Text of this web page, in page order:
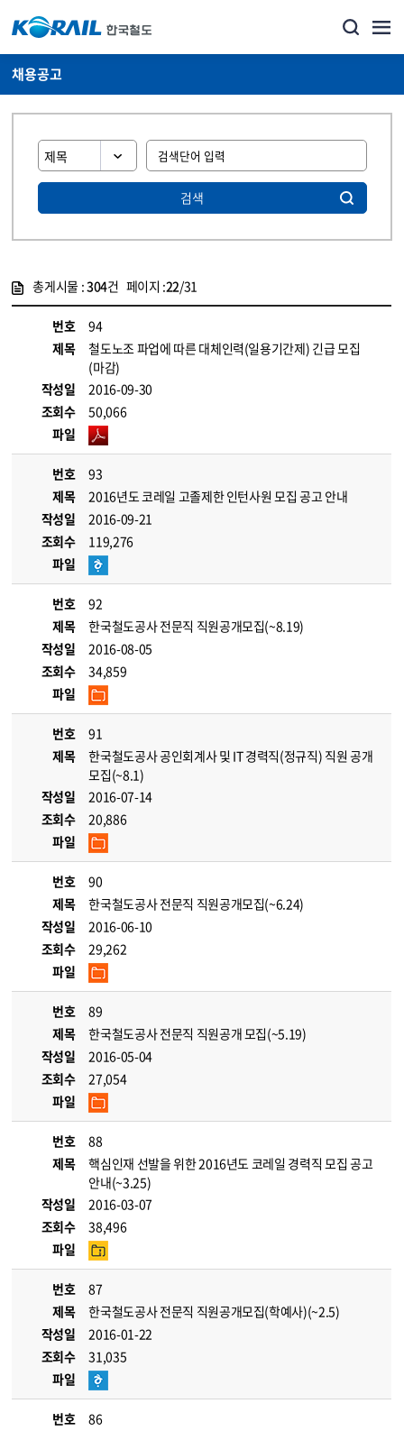
채용공고
검색
총게시물 :304건 페이지 :22/31
번호
94
제목
철도노조 파업에 따른 대체인력(일용기간제) 긴급 모집
(마감)
작성일
2016-09-30
조회수
50,066
파일
번호
93
제목
2016년도 코레일 고졸제한 인턴사원 모집 공고 안내
작성일
2016-09-21
조회수
119,276
파일
번호
92
제목
한국철도공사 전문직 직원공개모집(~8.19)
작성일
2016-08-05
조회수
34,859
파일
번호
91
제목
한국철도공사 공인회계사 및 IT 경력직(정규직) 직원 공개
모집(~8.1)
작성일
2016-07-14
조회수
20,886
파일
번호
90
제목
한국철도공사 전문직 직원공개모집(~6.24)
작성일
2016-06-10
조회수
29,262
파일
번호
89
제목
한국철도공사 전문직 직원공개 모집(~5.19)
작성일
2016-05-04
조회수
27,054
파일
번호
88
제목
핵심인재 선발을 위한 2016년도 코레일 경력직 모집 공고
안내(~3.25)
작성일
2016-03-07
조회수
38,496
파일
번호
87
제목
한국철도공사 전문직 직원공개모집(학예사)(~2.5)
작성일
2016-01-22
조회수
31,035
파일
번호
86